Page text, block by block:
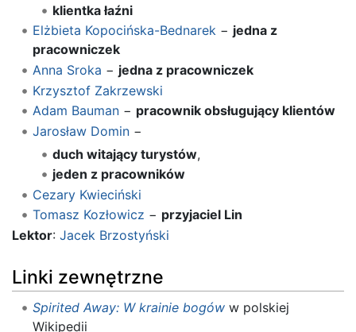
klientka łaźni
Elżbieta Kopocińska-Bednarek− jedna z
pracowniczek
Anna Sroka − jedna z pracowniczek
Krzysztof Zakrzewski
Adam Bauman− pracownik obsługujący klientów
Jarosław Domin−
duch witający turystów,
jeden z pracowników
Cezary Kwieciński
Tomasz Kozłowicz − przyjaciel Lin
Lektor: Jacek Brzostyński
Linki zewnętrzne
Spirited Away: W krainie bogóww polskiej
Wikipedii